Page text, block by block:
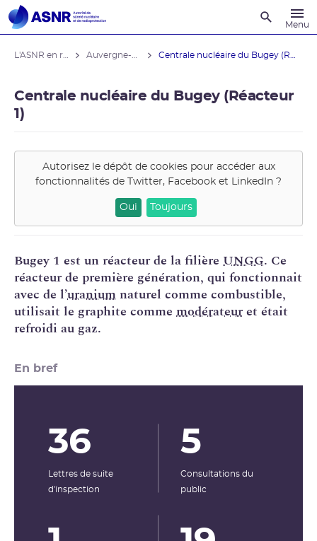
Menu
Centrale nucléaire du Bugey (Réacteur
1)
Autorisez le dépôt de cookies pour accéder aux
fonctionnalités de Twitter, Facebook et LinkedIn ?
Oui Toujours
Bugey 1 est un réacteur de la filière UNGG. Ce
réacteur de première génération, qui fonctionnait
avec de l’uraniumnaturel comme combustible,
utilisait le graphite comme modérateuret était
refroidi au gaz.
En bref
36
Lettres de suite
d'inspection
5
Consultations du
public